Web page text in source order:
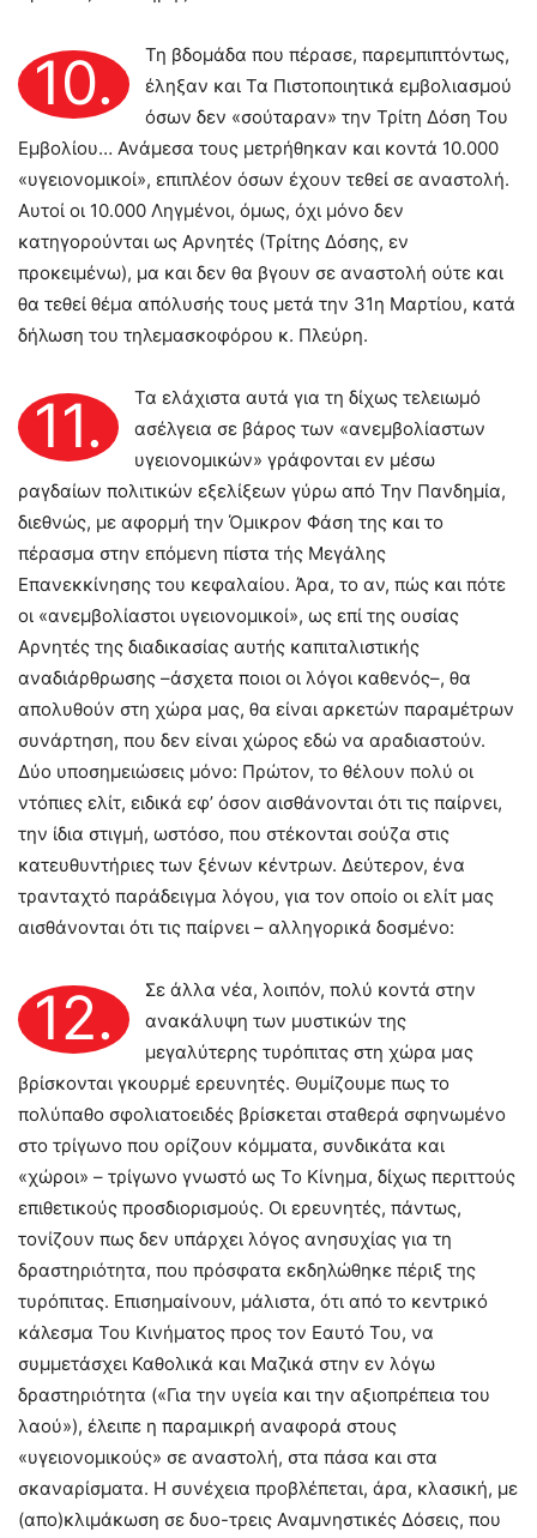
10.
Τη βδομάδα που πέρασε, παρεμπιπτόντως,
έληξαν και Τα Πιστοποιητικά εμβολιασμού
όσων δεν «σούταραν» την Τρίτη Δόση Του
Εμβολίου… Ανάμεσα τους μετρήθηκαν και κοντά 10.000
«υγειονομικοί», επιπλέον όσων έχουν τεθεί σε αναστολή.
Αυτοί οι 10.000 Ληγμένοι, όμως, όχι μόνο δεν
κατηγορούνται ως Αρνητές (Τρίτης Δόσης, εν
προκειμένω), μα και δεν θα βγουν σε αναστολή ούτε και
θα τεθεί θέμα απόλυσής τους μετά την 31η Μαρτίου, κατά
δήλωση του τηλεμασκοφόρου κ. Πλεύρη.
11.
Τα ελάχιστα αυτά για τη δίχως τελειωμό
ασέλγεια σε βάρος των «ανεμβολίαστων
υγειονομικών» γράφονται εν μέσω
ραγδαίων πολιτικών εξελίξεων γύρω από Την Πανδημία,
διεθνώς, με αφορμή την Όμικρον Φάση της και το
πέρασμα στην επόμενη πίστα τής Μεγάλης
Επανεκκίνησης του κεφαλαίου. Άρα, το αν, πώς και πότε
οι «ανεμβολίαστοι υγειονομικοί», ως επί της ουσίας
Αρνητές της διαδικασίας αυτής καπιταλιστικής
αναδιάρθρωσης –άσχετα ποιοι οι λόγοι καθενός–, θα
απολυθούν στη χώρα μας, θα είναι αρκετών παραμέτρων
συνάρτηση, που δεν είναι χώρος εδώ να αραδιαστούν.
Δύο υποσημειώσεις μόνο: Πρώτον, το θέλουν πολύ οι
ντόπιες ελίτ, ειδικά εφ’ όσον αισθάνονται ότι τις παίρνει,
την ίδια στιγμή, ωστόσο, που στέκονται σούζα στις
κατευθυντήριες των ξένων κέντρων. Δεύτερον, ένα
τρανταχτό παράδειγμα λόγου, για τον οποίο οι ελίτ μας
αισθάνονται ότι τις παίρνει – αλληγορικά δοσμένο:
12.
Σε άλλα νέα, λοιπόν, πολύ κοντά στην
ανακάλυψη των μυστικών της
μεγαλύτερης τυρόπιτας στη χώρα μας
βρίσκονται γκουρμέ ερευνητές. Θυμίζουμε πως το
πολύπαθο σφολιατοειδές βρίσκεται σταθερά σφηνωμένο
στο τρίγωνο που ορίζουν κόμματα, συνδικάτα και
«χώροι» – τρίγωνο γνωστό ως Το Κίνημα, δίχως περιττούς
επιθετικούς προσδιορισμούς. Οι ερευνητές, πάντως,
τονίζουν πως δεν υπάρχει λόγος ανησυχίας για τη
δραστηριότητα, που πρόσφατα εκδηλώθηκε πέριξ της
τυρόπιτας. Επισημαίνουν, μάλιστα, ότι από το κεντρικό
κάλεσμα Του Κινήματος προς τον Εαυτό Του, να
συμμετάσχει Καθολικά και Μαζικά στην εν λόγω
δραστηριότητα («Για την υγεία και την αξιοπρέπεια του
λαού»), έλειπε η παραμικρή αναφορά στους
«υγειονομικούς» σε αναστολή, στα πάσα και στα
σκαναρίσματα. Η συνέχεια προβλέπεται, άρα, κλασική, με
(απο)κλιμάκωση σε δυο-τρεις Αναμνηστικές Δόσεις, που